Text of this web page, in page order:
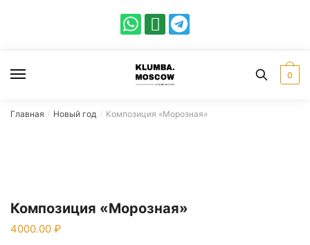
0
Главная / Новый год / Композиция «Морозная»
Композиция «Морозная»
4000.00